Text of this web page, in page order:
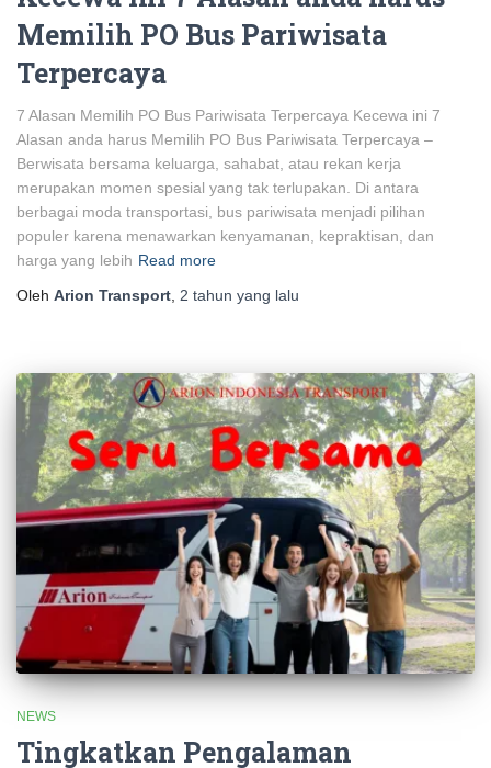
Memilih PO Bus Pariwisata
Terpercaya
7 Alasan Memilih PO Bus Pariwisata Terpercaya Kecewa ini 7
Alasan anda harus Memilih PO Bus Pariwisata Terpercaya –
Berwisata bersama keluarga, sahabat, atau rekan kerja
merupakan momen spesial yang tak terlupakan. Di antara
berbagai moda transportasi, bus pariwisata menjadi pilihan
populer karena menawarkan kenyamanan, kepraktisan, dan
harga yang lebih Read more
Oleh Arion Transport 2 tahun yang lalu
NEWS
Tingkatkan Pengalaman